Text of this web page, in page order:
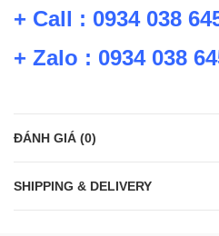
+ Call : 0934 038
+ Zalo : 0934 038
ĐÁNH GIÁ (0)
SHIPPING & DELIVERY